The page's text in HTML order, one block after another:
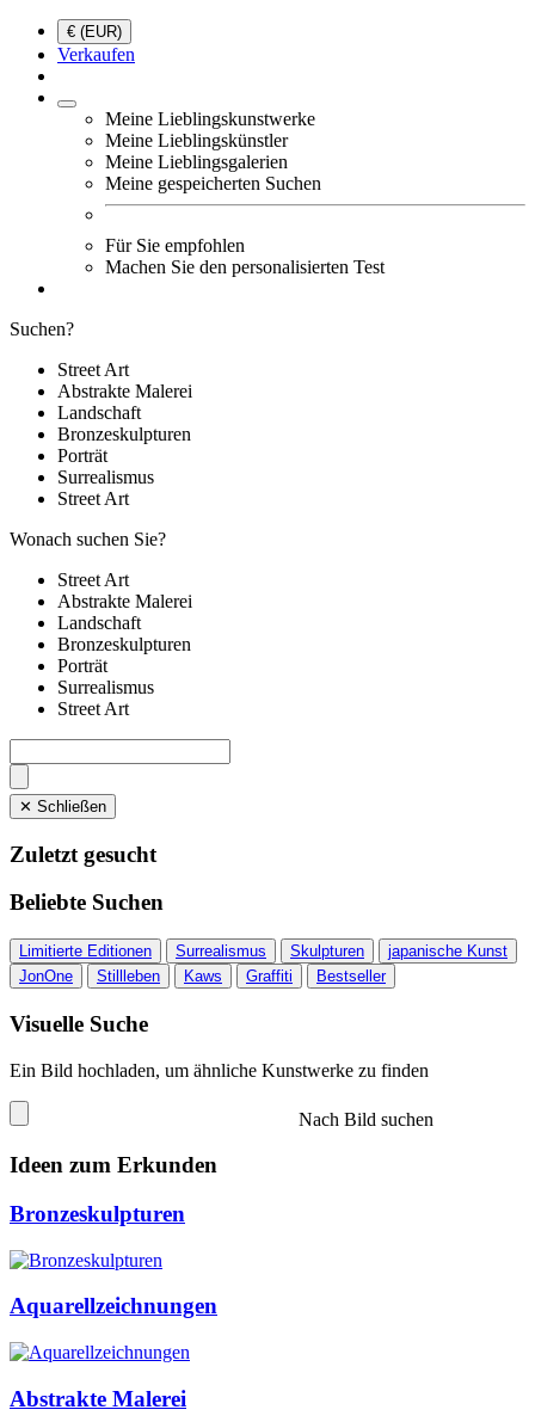
€ (EUR)
Verkaufen
Meine Lieblingskunstwerke
Meine Lieblingskünstler
Meine Lieblingsgalerien
Meine gespeicherten Suchen
Für Sie empfohlen
Machen Sie den personalisierten Test
Suchen?
Street Art
Abstrakte Malerei
Landschaft
Bronzeskulpturen
Porträt
Surrealismus
Street Art
Wonach suchen Sie?
Street Art
Abstrakte Malerei
Landschaft
Bronzeskulpturen
Porträt
Surrealismus
Street Art
✕ Schließen
Zuletzt gesucht
Beliebte Suchen
Limitierte Editionen Surrealismus Skulpturen
japanische Kunst
JonOne
Stillleben Kaws Graffiti Bestseller
Visuelle Suche
Ein Bild hochladen, um ähnliche Kunstwerke zu finden
Nach Bild suchen
Ideen zum Erkunden
Bronzeskulpturen
Aquarellzeichnungen
Abstrakte Malerei